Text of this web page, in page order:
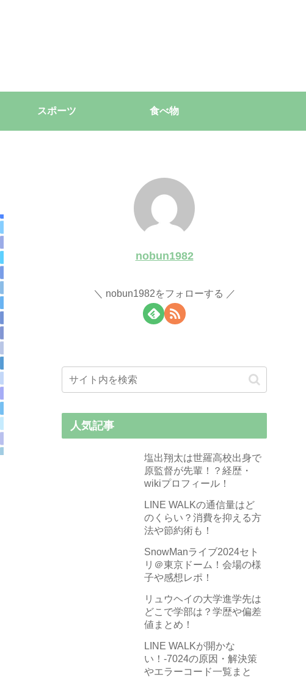
スポーツ 食べ物
nobun1982
nobun1982をフォローする
人気記事
塩出翔太は世羅高校出身で
原監督が先輩！？経歴・
wikiプロフィール！
LINE WALKの通信量はど
のくらい？消費を抑える方
法や節約術も！
SnowManライブ2024セト
リ＠東京ドーム！会場の様
子や感想レポ！
リュウヘイの大学進学先は
どこで学部は？学歴や偏差
値まとめ！
LINE WALKが開かな
い！-7024の原因・解決策
やエラーコード一覧まと